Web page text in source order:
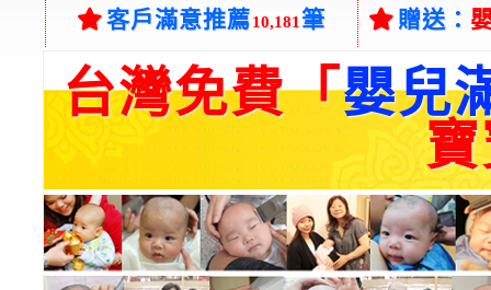
客戶滿意推薦10,181 筆 贈送：
台灣免費「嬰兒